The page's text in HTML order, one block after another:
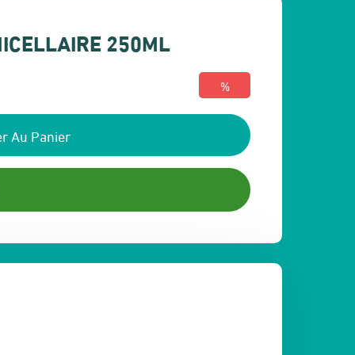
250ML
%
Au Panier